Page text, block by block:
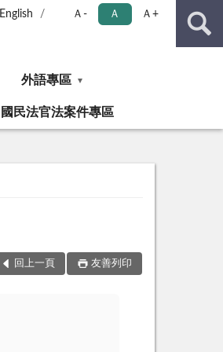
English Ａ- Ａ Ａ+
外語專區
國民法官法案件專區
回上一頁 友善列印